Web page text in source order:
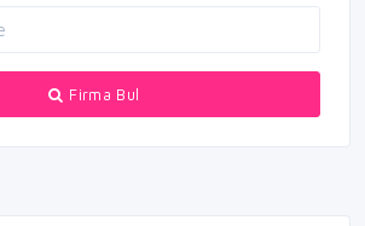
Firma Bul